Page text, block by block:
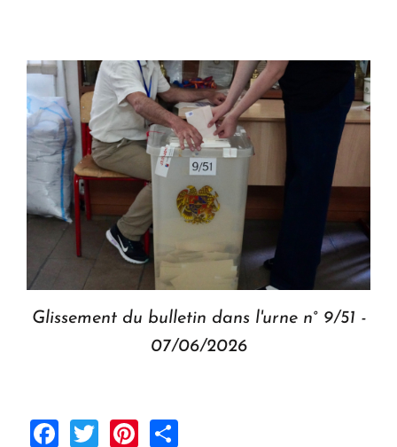
Glissement du bulletin dans l'urne n° 9/51 -
07/06/2026
Facebook
TwitterPinterest